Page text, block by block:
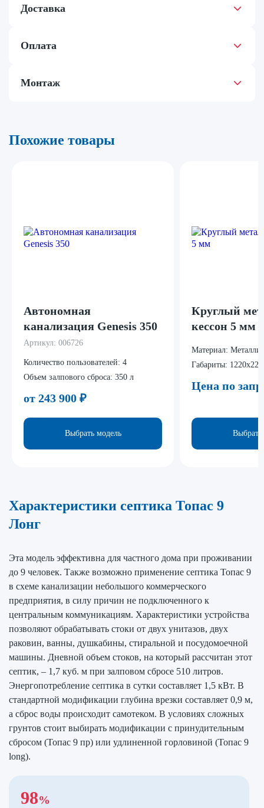
Доставка
Оплата
Монтаж
Похожие товары
Автономная
канализация Genesis 350
Артикул: 006726
Количество пользователей: 4
Объем залпового сброса: 350 л
от 243 900 ₽
Выбрать модель
Круглый
кессон 5 мм
Материал:
Габариты:
Цена по
Выбрать
Характеристики септика Топас 9
Лонг
Эта модель эффективна для частного дома при проживании
до 9 человек. Также возможно применение септика Топас 9
в схеме канализации небольшого коммерческого
предприятия, в силу причин не подключенного к
центральным коммуникациям. Характеристики устройства
позволяют обрабатывать стоки от двух унитазов, двух
раковин, ванны, душкабины, стиральной и посудомоечной
машины. Дневной объем стоков, на который рассчитан этот
септик, – 1,7 куб. м при залповом сбросе 510 литров.
Энергопотребление септика в сутки составляет 1,5 кВт. В
стандартной модификации глубина врезки составляет 0,9 м,
а сброс воды происходит самотеком. В условиях сложных
грунтов стоит выбирать модификации с принудительным
сбросом (Топас 9 пр) или удлиненной горловиной (Топас 9
long).
98%